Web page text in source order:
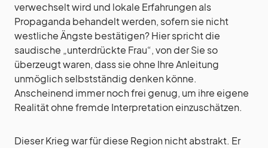
verwechselt wird und lokale Erfahrungen als
Propaganda behandelt werden, sofern sie nicht
westliche Ängste bestätigen? Hier spricht die
saudische „unterdrückte Frau“, von der Sie so
überzeugt waren, dass sie ohne Ihre Anleitung
unmöglich selbstständig denken könne.
Anscheinend immer noch frei genug, um ihre eigene
Realität ohne fremde Interpretation einzuschätzen.
Dieser Krieg war für diese Region nicht abstrakt. Er